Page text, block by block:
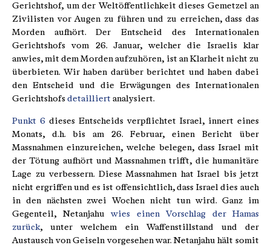
Gerichtshof, um der Weltöffentlichkeit dieses Gemetzel an
Zivilisten vor Augen zu führen und zu erreichen, dass das
Morden aufhört. Der Entscheid des Internationalen
Gerichtshofs vom 26. Januar, welcher die Israelis klar
anwies, mit dem Morden aufzuhören, ist an Klarheit nicht zu
überbieten. Wir haben darüber berichtet und haben dabei
den Entscheid und die Erwägungen des Internationalen
Gerichtshofs detailliert analysiert.
Punkt 6 dieses Entscheids verpflichtet Israel, innert eines
Monats, d.h. bis am 26. Februar, einen Bericht über
Massnahmen einzureichen, welche belegen, dass Israel mit
der Tötung aufhört und Massnahmen trifft, die humanitäre
Lage zu verbessern. Diese Massnahmen hat Israel bis jetzt
nicht ergriffen und es ist offensichtlich, dass Israel dies auch
in den nächsten zwei Wochen nicht tun wird. Ganz im
Gegenteil, Netanjahu wies einen Vorschlag der Hamas
zurück, unter welchem ein Waffenstillstand und der
Austausch von Geiseln vorgesehen war. Netanjahu hält somit